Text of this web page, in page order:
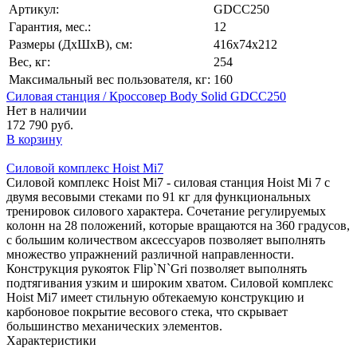
Артикул:
GDCC250
Гарантия, мес.:
12
Размеры (ДхШхВ), см:
416х74х212
Вес, кг:
254
Максимальный вес пользователя, кг: 160
Силовая станция / Кроссовер Body Solid GDCC250
Нет в наличии
172 790 руб.
В корзину
Силовой комплекс Hoist Mi7
Силовой комплекс Hoist Mi7 - силовая станция Hoist Mi 7 с
двумя весовыми стеками по 91 кг для функциональных
тренировок силового характера. Сочетание регулируемых
колонн на 28 положений, которые вращаются на 360 градусов,
с большим количеством аксессуаров позволяет выполнять
множество упражнений различной направленности.
Конструкция рукояток Flip`N`Gri позволяет выполнять
подтягивания узким и широким хватом. Силовой комплекс
Hoist Mi7 имеет стильную обтекаемую конструкцию и
карбоновое покрытие весового стека, что скрывает
большинство механических элементов.
Характеристики